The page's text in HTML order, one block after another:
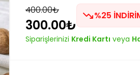
400.00₺
300.00₺
%25
Siparişlerinizi Kredi Kartı veya